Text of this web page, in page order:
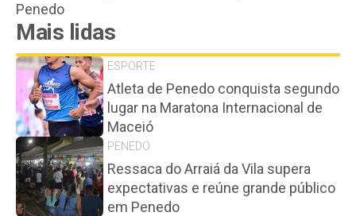
Penedo
Mais lidas
ESPORTE
Atleta de Penedo conquista segundo
lugar na Maratona Internacional de
Maceió
PENEDO
Ressaca do Arraiá da Vila supera
expectativas e reúne grande público
em Penedo